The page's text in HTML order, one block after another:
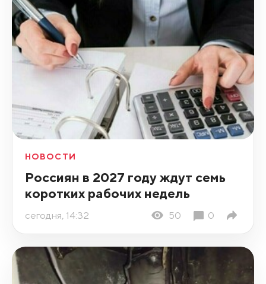
НОВОСТИ
Россиян в 2027 году ждут семь
коротких рабочих недель
сегодня, 14:32 50 0